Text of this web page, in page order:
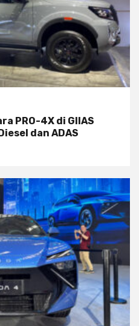
PRO-4X di GIIAS
dan ADAS